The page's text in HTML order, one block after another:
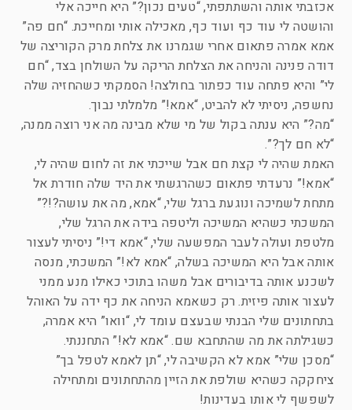
אכזבתי אותה והשתתפתי, “טעים נכון?” היא חייכה אלי
והושטה לי עוד כף ועוד כף, מאכילה אותי ומחייכת. “חם פה”
אמא אמרה פתאום אחרי שגמרנו את צלחת מרק הקוריצה של
דודה פנינה והניחה את הצלחת הריקה על השולחן בצד, “חם
לי” והיא פתחה עוד כפתור בחולצה! הסמקתי כשהחזיה שלה
נחשפה, ניסיתי לא להביט, “אמא!” מלמלתי נבוך.
“מה?” היא ענתה בקול של מי שלא מבינה מה אני רוצה ממנה,
“לא חם לך?”.
האמת שהיה לי קצת חם אבל שייכתי את זה לחום שהיה לי,
“אמא!” נרעדתי פתאום כשהרגשתי את היד שלה חודרת אל
מתחת לשמיכה ונוגעת ברגל שלי, “אמא, מה את עושה?!?”
המשכתי כשהיא המשיכה וליטפה בידה את הרגל שלי,
מלטפת ועולה לעבר המפשעה שלי, “אמא די!” ניסיתי לעצור
אותה אבל היא המשיכה בשלה, “אמא לא!” המשכתי, מנסה
לשכנע אותה בדיבורים אבל משהו בתוכי כאילו מנע ממני
לעצור אותה פיזית. רק כשאמא הניחה את כף ידה על האוהל
בתחתונים שלי הבנתי שבעצם עומד לי, “וואו” היא אמרה,
כשגילתה את מה שהתחבא שם. “אמא לא!” התחננתי.
“מסכן שלי” אמא לא הקשיבה לי, “תן לאמא לטפל בך”
ציחקקה כשהיא שולפת את הזיין מהתחתונים ומתחילה
לשפשף לי אותו בעדינות!